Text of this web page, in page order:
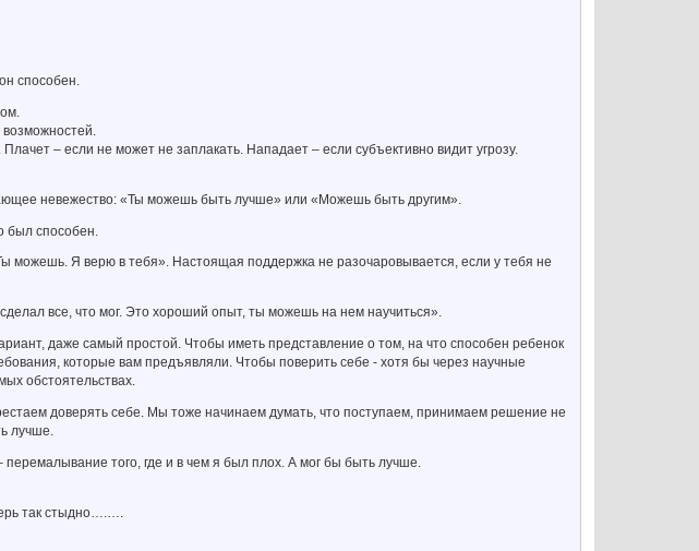
способен.
– если не может не заплакать. Нападает – если субъективно видит угрозу.
невежество: «Ты можешь быть лучше» или «Можешь быть другим».
был способен.
можешь. Я верю в тебя». Настоящая поддержка не разочаровывается, если у тебя не
все, что мог. Это хороший опыт, ты можешь на нем научиться».
даже самый простой. Чтобы иметь представление о том, на что способен ребенок
которые вам предъявляли. Чтобы поверить себе - хотя бы через научные
обстоятельствах.
доверять себе. Мы тоже начинаем думать, что поступаем, принимаем решение не
лучше.
того, где и в чем я был плох. А мог бы быть лучше.
так стыдно….….